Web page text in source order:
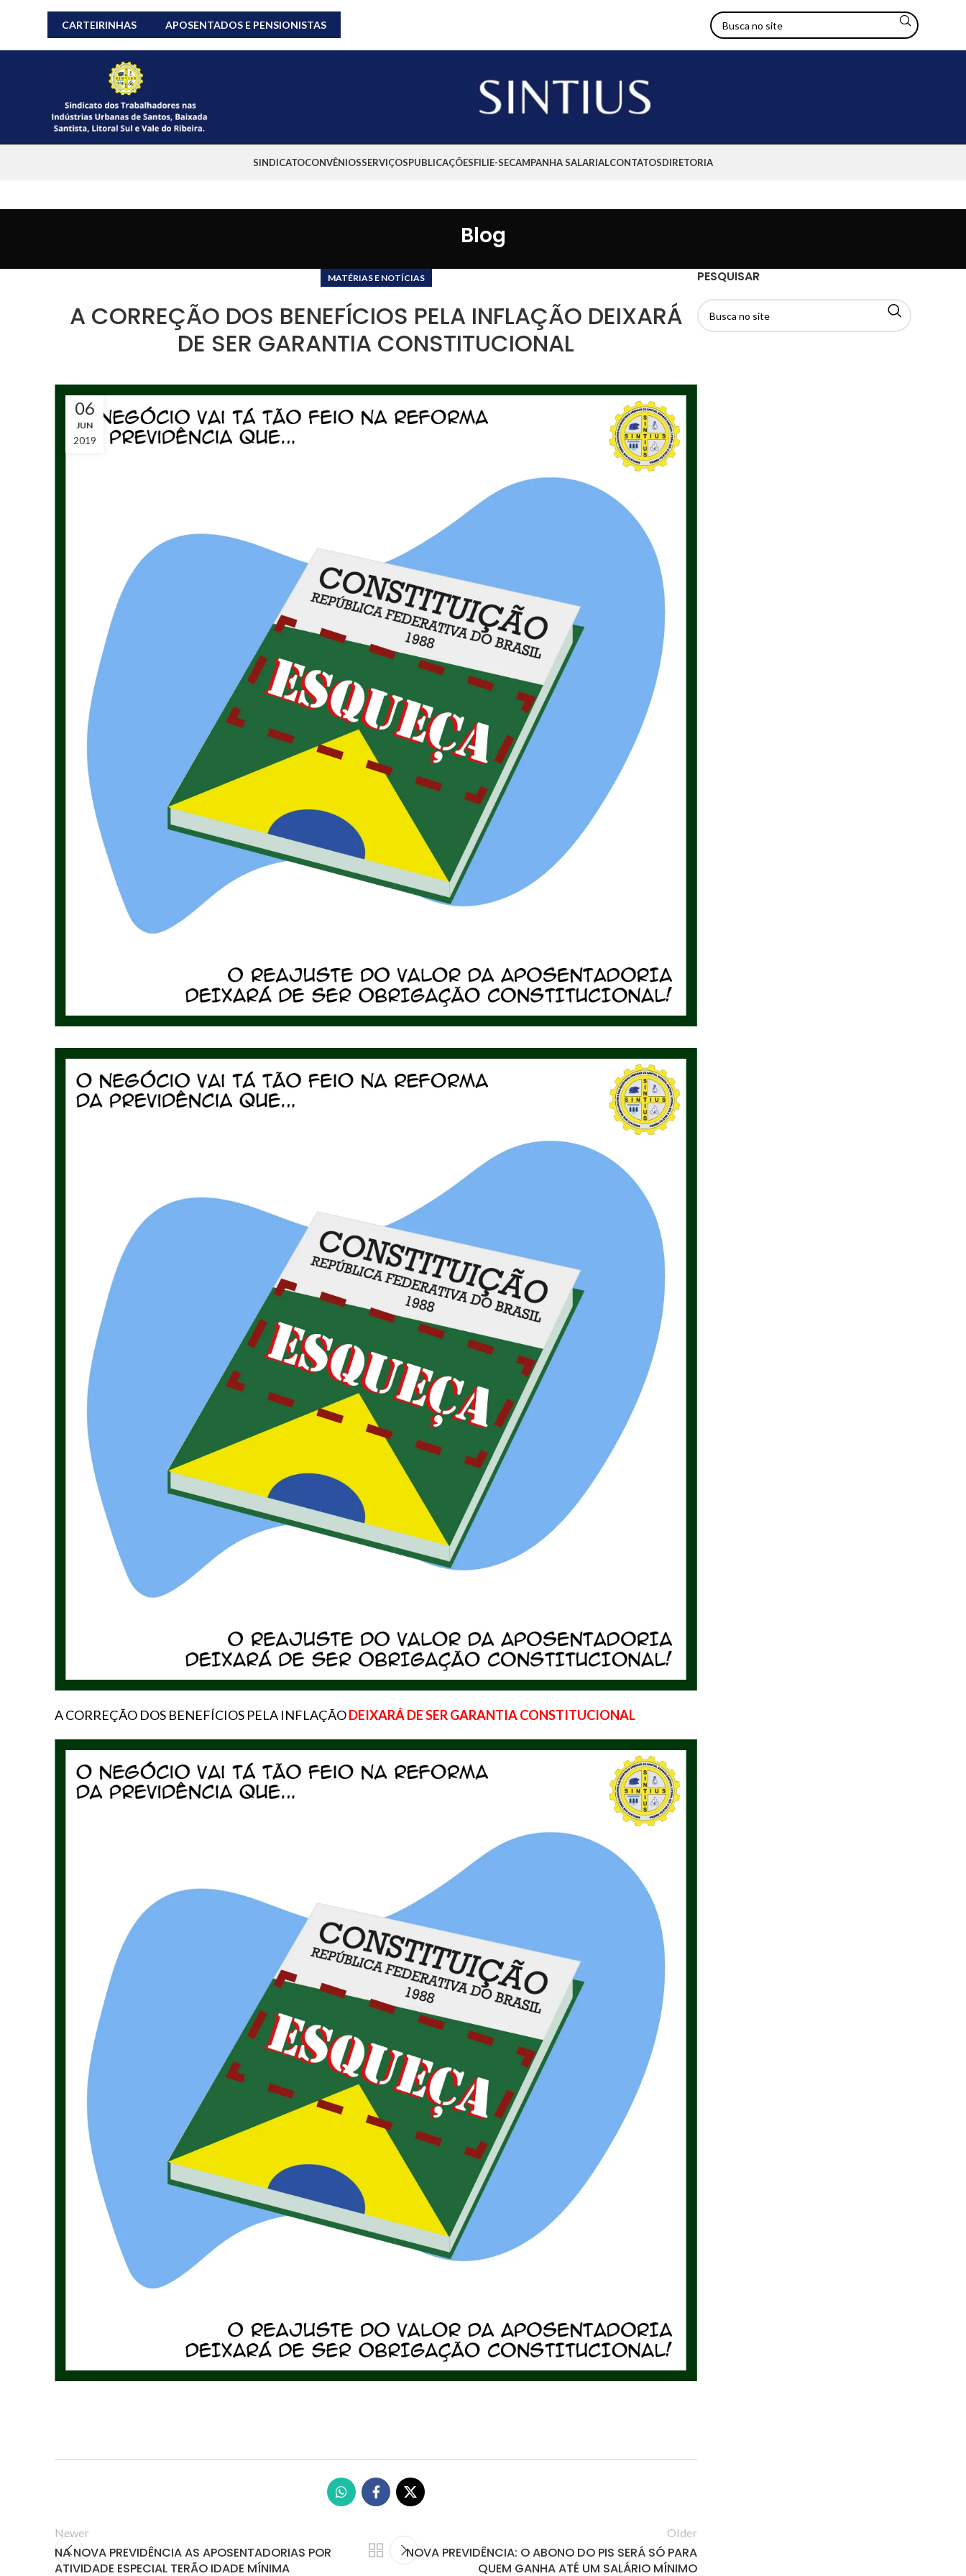
CARTEIRINHAS APOSENTADOS E PENSIONISTAS
SINDICATOCONVÊNIOSSERVIÇOSPUBLICAÇÕESFILIE-SECAMPANHA SALARIALCONTATOSDIRETORIA
Blog
MATÉRIAS E NOTÍCIAS
A CORREÇÃO DOS BENEFÍCIOS PELA INFLAÇÃO DEIXARÁ
DE SER GARANTIA CONSTITUCIONAL
06
JUN
2019
A CORREÇÃO DOS BENEFÍCIOS PELA INFLAÇÃODEIXARÁ DE SER GARANTIA CONSTITUCIONAL
Newer
NA NOVA PREVIDÊNCIA AS APOSENTADORIAS POR
ATIVIDADE ESPECIAL TERÃO IDADE MÍNIMA
Older
NOVA PREVIDÊNCIA: O ABONO DO PIS SERÁ SÓ PARA
QUEM GANHA ATÉ UM SALÁRIO MÍNIMO
PESQUISAR